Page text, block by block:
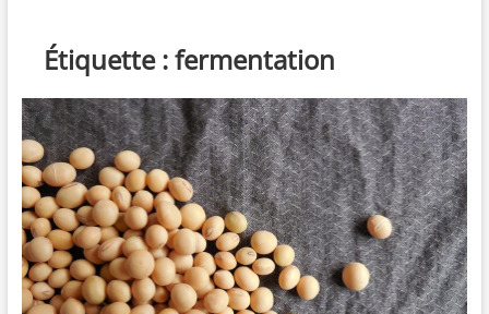
Étiquette :fermentation